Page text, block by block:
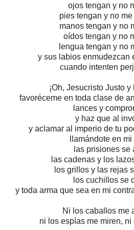
ojos tengan y no
pies tengan y no me
manos tengan y no
oídos tengan y no
lengua tengan y no
y sus labios enmudezcan
cuando intenten
¡Oh, Jesucristo Justo
favoréceme en toda clase de
lances y
y haz que al
y aclamar al imperio de tu
llamándote en
las prisiones se
las cadenas y los
los grillos y las rejas
los cuchillos se
y toda arma que sea en mi
Ni los caballos me
ni los espías me miren, ni